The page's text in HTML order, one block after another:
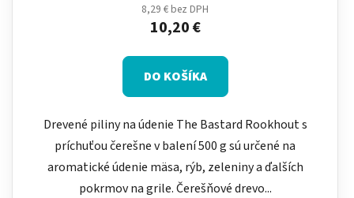
8,29 € bez DPH
10,20 €
DO KOŠÍKA
Drevené piliny na údenie The Bastard Rookhout s
príchuťou čerešne v balení 500 g sú určené na
aromatické údenie mäsa, rýb, zeleniny a ďalších
pokrmov na grile. Čerešňové drevo...